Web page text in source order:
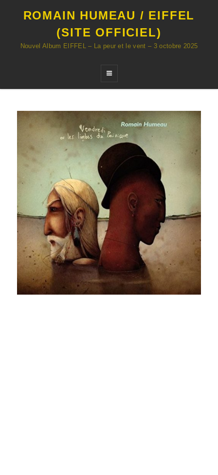
ROMAIN HUMEAU / EIFFEL
(SITE OFFICIEL)
Nouvel Album EIFFEL – La peur et le vent – 3 octobre 2025